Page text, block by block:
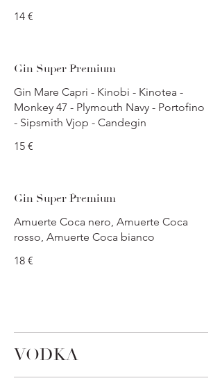
14 €
Gin Super Premium
Gin Mare Capri - Kinobi - Kinotea -
Monkey 47 - Plymouth Navy - Portofino
- Sipsmith Vjop - Candegin
15 €
Gin Super Premium
Amuerte Coca nero, Amuerte Coca
rosso, Amuerte Coca bianco
18 €
VODKA